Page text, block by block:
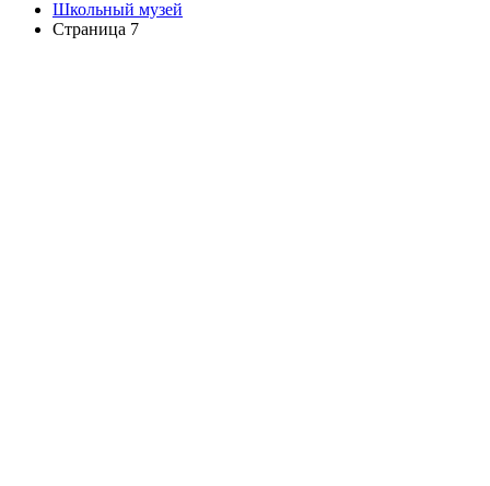
Школьный музей
Страница 7